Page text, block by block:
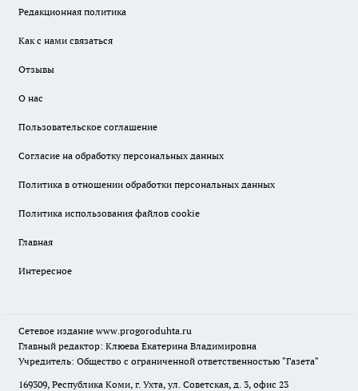
Редакционная политика
Как с нами связаться
Отзывы
О нас
Пользовательское соглашение
Согласие на обработку персональных данных
Политика в отношении обработки персональных данных
Политика использования файлов cookie
Главная
Интересное
Сетевое издание www.progoroduhta.ru
Главный редактор: Клюева Екатерина Владимировна
Учредитель: Общество с ограниченной ответственностью "Газета"
169309, Республика Коми, г. Ухта, ул. Советская, д. 3, офис 23